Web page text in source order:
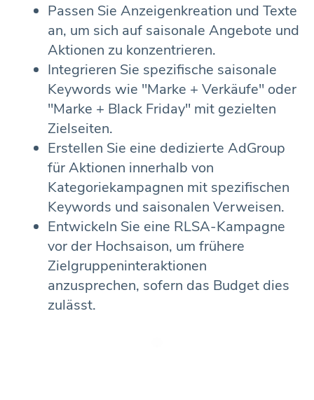
Passen Sie Anzeigenkreation und Texte
an, um sich auf saisonale Angebote und
Aktionen zu konzentrieren.
Integrieren Sie spezifische saisonale
Keywords wie "Marke + Verkäufe" oder
"Marke + Black Friday" mit gezielten
Zielseiten.
Erstellen Sie eine dedizierte AdGroup
für Aktionen innerhalb von
Kategoriekampagnen mit spezifischen
Keywords und saisonalen Verweisen.
Entwickeln Sie eine RLSA-Kampagne
vor der Hochsaison, um frühere
Zielgruppeninteraktionen
anzusprechen, sofern das Budget dies
zulässt.